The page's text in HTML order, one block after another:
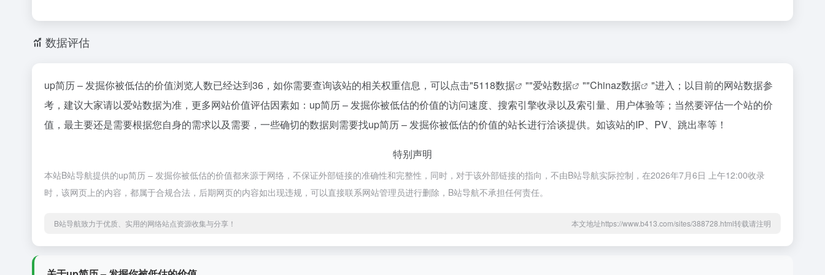
数据评估
up简历 – 发掘你被低估的价值浏览人数已经达到36，如你需要查询该站的相关权重信息，可以点击"5118数据 ""爱站数据 ""Chinaz数据
"进入；以目前的网站数据参
考，建议大家请以爱站数据为准，更多网站价值评估因素如：up简历 – 发掘你被低估的价值的访问速度、搜索引擎收录以及索引量、用户体验等；当然要评估一个站的价
值，最主要还是需要根据您自身的需求以及需要，一些确切的数据则需要找up简历 – 发掘你被低估的价值的站长进行洽谈提供。如该站的IP、PV、跳出率等！
特别声明
本站B站导航提供的up简历 – 发掘你被低估的价值都来源于网络，不保证外部链接的准确性和完整性，同时，对于该外部链接的指向，不由B站导航实际控制，在2026年7月6日 上午12:00收录
时，该网页上的内容，都属于合规合法，后期网页的内容如出现违规，可以直接联系网站管理员进行删除，B站导航不承担任何责任。
B站导航致力于优质、实用的网络站点资源收集与分享！ 本文地址https://www.b413.com/sites/388728.html转载请注明